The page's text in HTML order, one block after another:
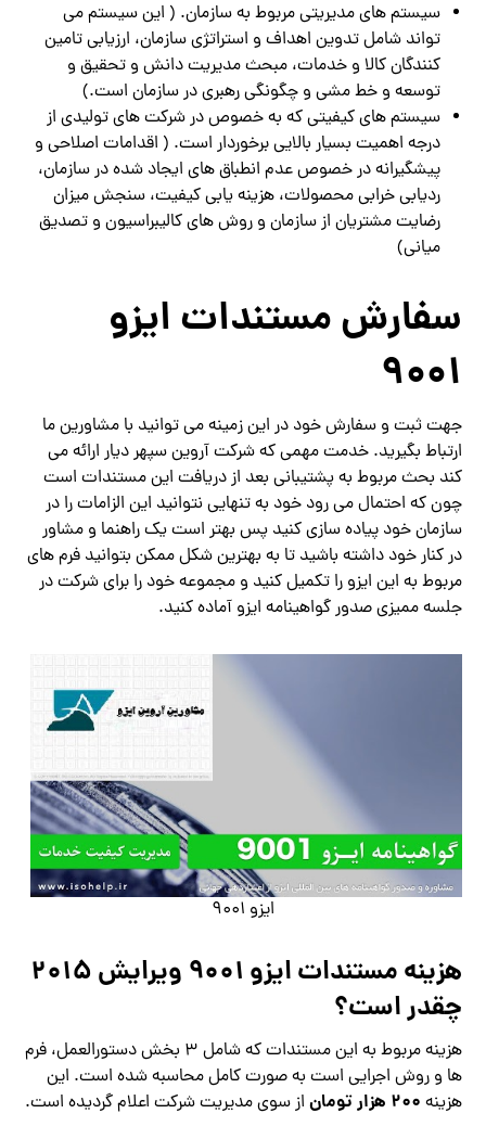
سیستم های مدیریتی مربوط به سازمان. ( این سیستم می
تواند شامل تدوین اهداف و استراتژی سازمان، ارزیابی تامین
کنندگان کالا و خدمات، مبحث مدیریت دانش و تحقیق و
توسعه و خط مشی و چگونگی رهبری در سازمان است.)
سیستم های کیفیتی که به خصوص در شرکت های تولیدی از
درجه اهمیت بسیار بالایی برخوردار است. ( اقدامات اصلاحی و
پیشگیرانه در خصوص عدم انطباق های ایجاد شده در سازمان،
ردیابی خرابی محصولات، هزینه یابی کیفیت، سنجش میزان
رضایت مشتریان از سازمان و روش های کالیبراسیون و تصدیق
میانی)
سفارش مستندات ایزو
9001
جهت ثبت و سفارش خود در این زمینه می توانید با مشاورین ما
ارتباط بگیرید. خدمت مهمی که شرکت آروین سپهر دیار ارائه می
کند بحث مربوط به پشتیبانی بعد از دریافت این مستندات است
چون که احتمال می رود خود به تنهایی نتوانید این الزامات را در
سازمان خود پیاده سازی کنید پس بهتر است یک راهنما و مشاور
در کنار خود داشته باشید تا به بهترین شکل ممکن بتوانید فرم های
مربوط به این ایزو را تکمیل کنید و مجموعه خود را برای شرکت در
جلسه ممیزی صدور گواهینامه ایزو آماده کنید.
ایزو 9001
هزینه مستندات ایزو 9001 ویرایش 2015
چقدر است؟
هزینه مربوط به این مستندات که شامل 3 بخش دستورالعمل، فرم
ها و روش اجرایی است به صورت کامل محاسبه شده است. این
هزینه
از سوی مدیریت شرکت اعلام گردیده است.